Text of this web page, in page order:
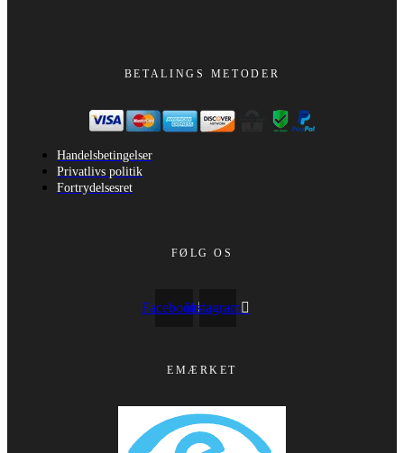
BETALINGS METODER
Handelsbetingelser
Privatlivs politik
Fortrydelsesret
FØLG OS
FacebookInstagram
EMÆRKET